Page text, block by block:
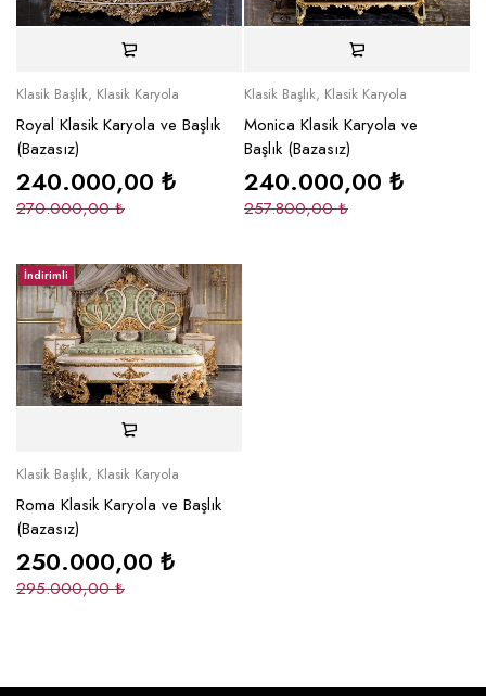
Klasik Başlık, Klasik Karyola
Royal Klasik Karyola ve Başlık
(Bazasız)
270.000,00₺
240.000,00 ₺
Klasik Başlık, Klasik Karyola
Monica Klasik Karyola ve
Başlık (Bazasız)
257.800,00₺
240.000,00 ₺
İndirimli
Klasik Başlık, Klasik Karyola
Roma Klasik Karyola ve Başlık
(Bazasız)
295.000,00₺
250.000,00 ₺